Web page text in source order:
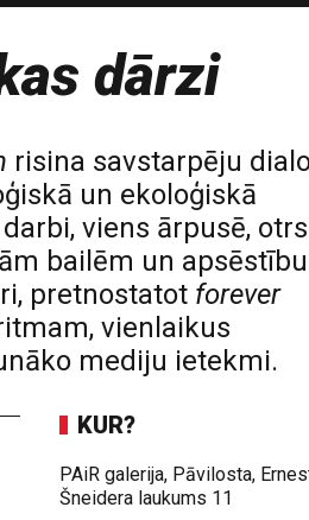
dārzi
risina savstarpēju
un ekoloģiskā
viens ārpusē, otrs
bailēm un
pretnostatot forever
vienlaikus
mediju ietekmi.
KUR?
PAiR galerija, Pāvilosta,
Šneidera laukums 11